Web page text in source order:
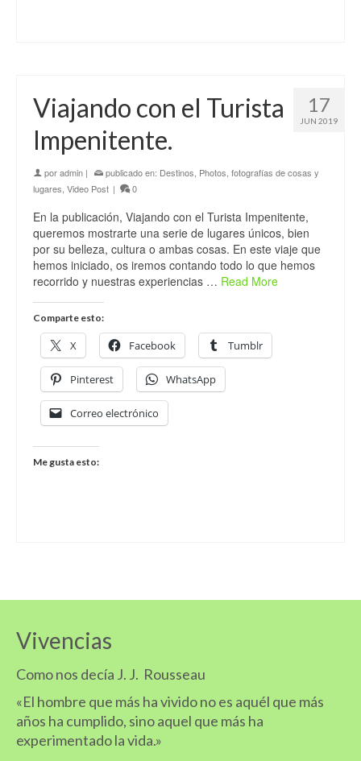
17
JUN 2019
Viajando con el Turista
Impenitente.
poradmin | publicado en: Destinos Photos, fotografías de cosas y
lugares Video Post | 0
En la publicación, Viajando con el Turista Impenitente,
queremos mostrarte una serie de lugares únicos, bien
por su belleza, cultura o ambas cosas. En este viaje que
hemos iniciado, os iremos contando todo lo que hemos
recorrido y nuestras experiencias … Read More
Comparte esto:
X Facebook Tumblr
Pinterest WhatsApp
Correo electrónico
Me gusta esto:
Vivencias
Como nos decía J. J. Rousseau
«El hombre que más ha vivido no es aquél que más
años ha cumplido, sino aquel que más ha
experimentado la vida.»